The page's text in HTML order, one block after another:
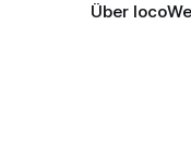
Über Ioco